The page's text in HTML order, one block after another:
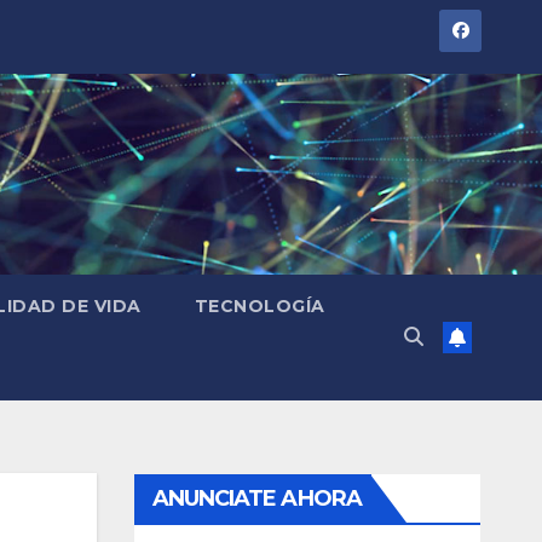
DE VIDA TECNOLOGÍA
ANUNCIATE AHORA